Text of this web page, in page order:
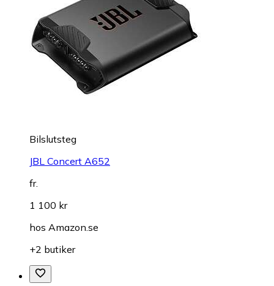
Bilslutsteg
JBL Concert A652
fr.
1 100 kr
hos Amazon.se
+2 butiker